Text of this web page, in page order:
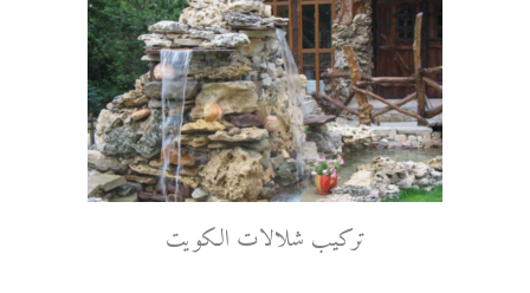
تركيب شلالات الكويت